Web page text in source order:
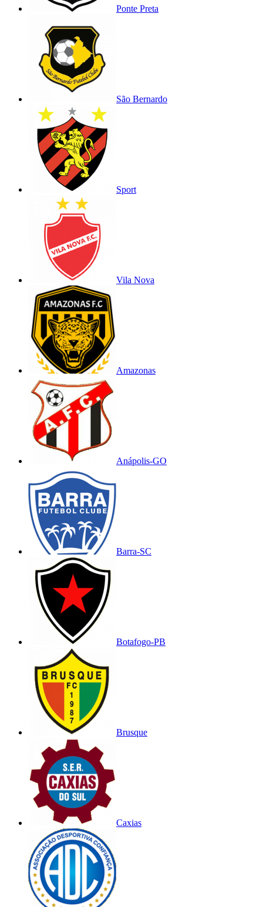
Ponte Preta
São Bernardo
Sport
Vila Nova
Amazonas
Anápolis-GO
Barra-SC
Botafogo-PB
Brusque
Caxias